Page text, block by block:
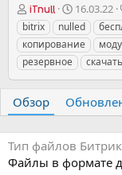
А
в
т
о
р
iTnull
Д
а
т
а
с
о
з
д
н
и
я
16.03.22
bitrix
nulled
копирование
резервное
скачать
Обзор
Тип файлов
Файлы в формате